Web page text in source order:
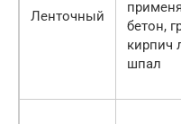
Ленточный
бетон,
кирпич
шпал